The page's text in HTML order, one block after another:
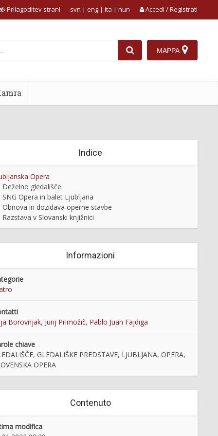
Prilagoditev strani Accedi / Registrati
svn | eng | ita | hun
MAPPA
Indice
Opera
Deželno gledališče
SNG Opera in balet Ljubljana
Obnova in dozidava operne stavbe
Razstava v Slovanski knjižnici
Informazioni
Borovnjak, Jurij Primožič, Pablo Juan Fajdiga
chiave
GLEDALIŠKE PREDSTAVE, LJUBLJANA, OPERA,
OPERA
Contenuto
modifica